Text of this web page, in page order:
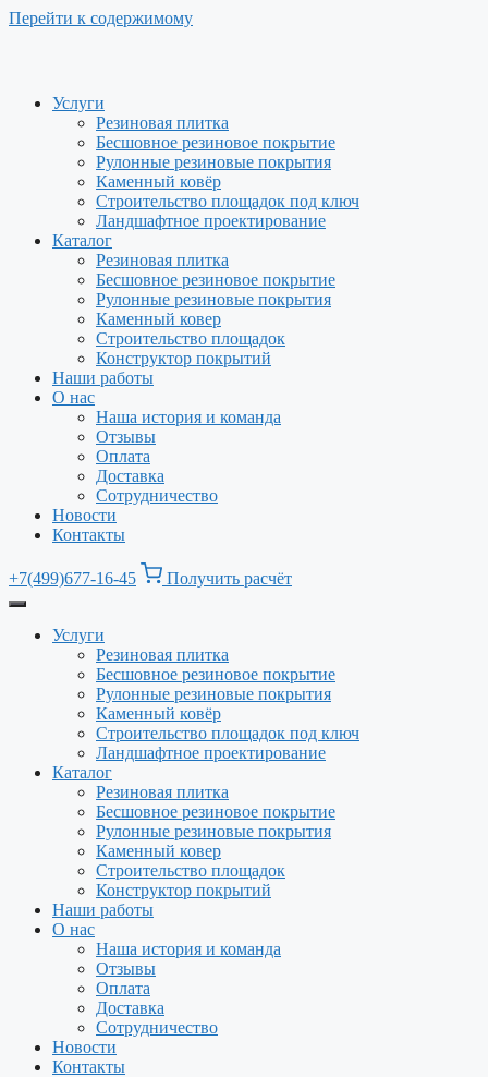
Перейти к содержимому
Услуги
Резиновая плитка
Бесшовное резиновое покрытие
Рулонные резиновые покрытия
Каменный ковёр
Строительство площадок под ключ
Ландшафтное проектирование
Каталог
Резиновая плитка
Бесшовное резиновое покрытие
Рулонные резиновые покрытия
Каменный ковер
Строительство площадок
Конструктор покрытий
Наши работы
О нас
Наша история и команда
Отзывы
Оплата
Доставка
Сотрудничество
Новости
Контакты
+7(499)677-16-45 Получить расчёт
Услуги
Резиновая плитка
Бесшовное резиновое покрытие
Рулонные резиновые покрытия
Каменный ковёр
Строительство площадок под ключ
Ландшафтное проектирование
Каталог
Резиновая плитка
Бесшовное резиновое покрытие
Рулонные резиновые покрытия
Каменный ковер
Строительство площадок
Конструктор покрытий
Наши работы
О нас
Наша история и команда
Отзывы
Оплата
Доставка
Сотрудничество
Новости
Контакты